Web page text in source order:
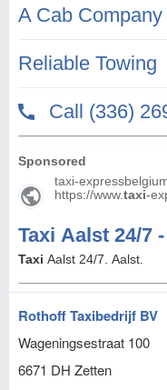
Rothoff Taxibedrijf BV
Wageningsestraat 100
6671 DH Zetten